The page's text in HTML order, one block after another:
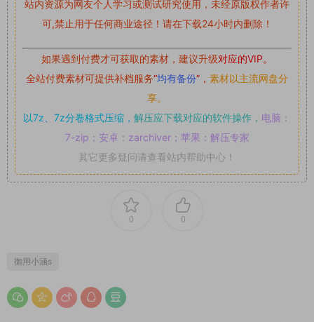
站内资源为网友个人学习或测试研究使用，未经原版权作者许
可,禁止用于任何商业途径！请在下载24小时内删除！
如果遇到付费才可获取的素材，建议升级对应的VIP。
全站付费素材可提供补档服务“均有备份”， 素材以主流网盘分
享。
以7z、7z分卷格式压缩， 解压应下载对应的软件操作， 电脑：
7-zip；安卓：zarchiver；苹果：解压专家
其它更多疑问请查看站内帮助中心！
0 0
御用小涵s